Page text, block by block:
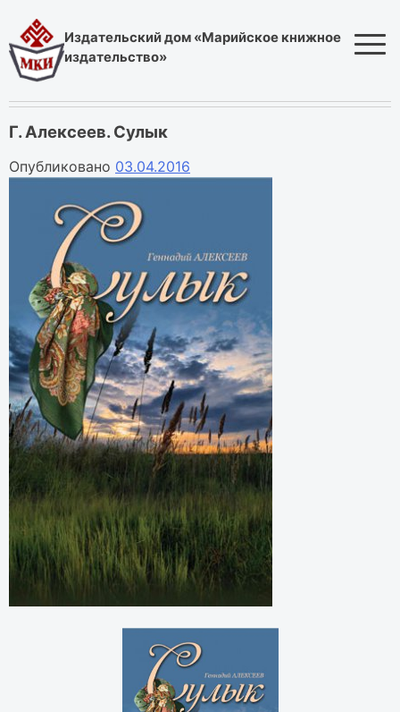
to
content
Издательский дом «Марийское книжное
издательство»
Г. Алексеев. Сулык
Опубликовано 03.04.2016